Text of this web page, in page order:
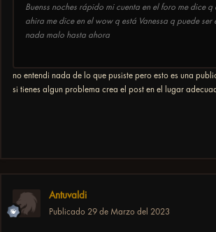
Buenss noches rápido mi cuenta en el foro me dice
ahira me dice en el wow q está Vanessa q puede ser
nada malo hasta ahora
no entendi nada de lo que pusiste pero esto es una
si tienes algun problema crea el post en el lugar
Antuvaldi
Publicado 29 de Marzo del 2023